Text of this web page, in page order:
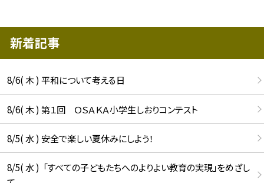
新着記事
8/6( 木 ) 平和について考える日
8/6( 木 ) 第１回 ＯＳＡＫＡ小学生しおりコンテスト
8/5( 水 ) 安全で楽しい夏休みにしよう！
8/5( 水 ) 「すべての子どもたちへのよりよい教育の実現」をめざし